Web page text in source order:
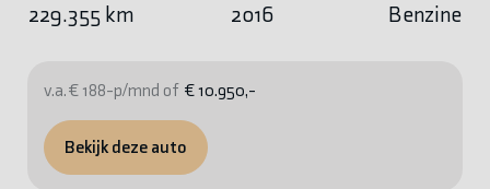
229.355 km 2016 Benzine
v.a. € 188-p/mnd of € 10.950,-
Bekijk deze auto